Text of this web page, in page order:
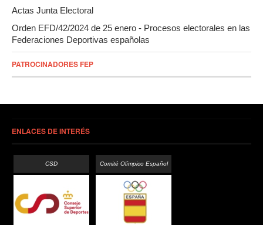
Actas Junta Electoral
Orden EFD/42/2024 de 25 enero - Procesos electorales en las
Federaciones Deportivas españolas
PATROCINADORES FEP
ENLACES DE INTERÉS
CSD Comité Olímpico Español